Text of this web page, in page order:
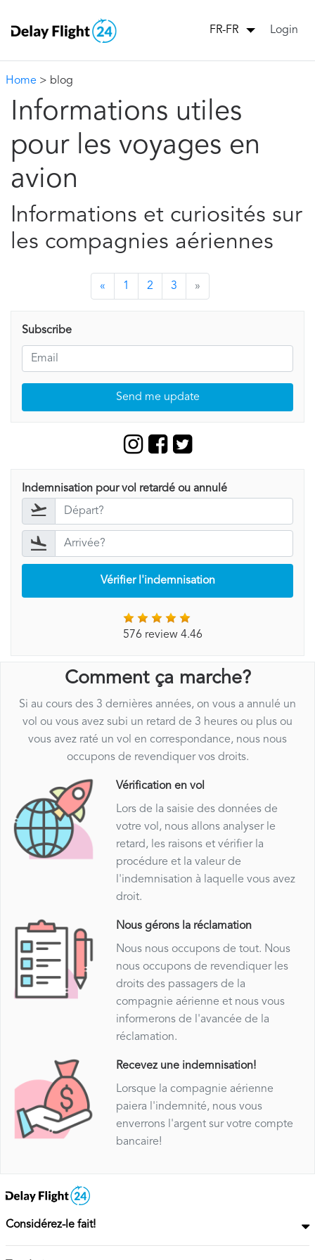
FR-FR Login
Home > blog
Informations utiles
pour les voyages en
avion
Informations et curiosités sur
les compagnies aériennes
« 1 2 3 »
Subscribe
Send me update
Indemnisation pour vol retardé ou annulé
Vérifier l'indemnisation
576 review 4.46
Comment ça marche?
Si au cours des 3 dernières années, on vous a annulé un
vol ou vous avez subi un retard de 3 heures ou plus ou
vous avez raté un vol en correspondance, nous nous
occupons de revendiquer vos droits.
Vérification en vol
Lors de la saisie des données de
votre vol, nous allons analyser le
retard, les raisons et vérifier la
procédure et la valeur de
l'indemnisation à laquelle vous avez
droit.
Nous gérons la réclamation
Nous nous occupons de tout. Nous
nous occupons de revendiquer les
droits des passagers de la
compagnie aérienne et nous vous
informerons de l'avancée de la
réclamation.
Recevez une indemnisation!
Lorsque la compagnie aérienne
paiera l'indemnité, nous vous
enverrons l'argent sur votre compte
bancaire!
Considérez-le fait!